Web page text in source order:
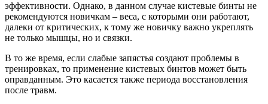
эффективности. Однако, в данном случае кистевые бинты не
рекомендуются новичкам – веса, с которыми они работают,
далеки от критических, к тому же новичку важно укреплять
не только мышцы, но и связки.
В то же время, если слабые запястья создают проблемы в
тренировках, то применение кистевых бинтов может быть
оправданным. Это касается также периода восстановления
после травм.